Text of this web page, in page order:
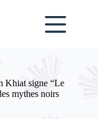
Khiat signe “Le
mythes noirs